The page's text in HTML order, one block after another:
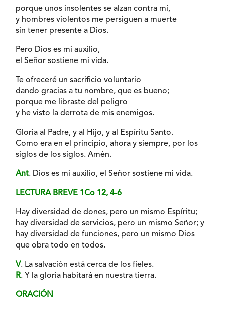
porque unos insolentes se alzan contra mí,
y hombres violentos me persiguen a muerte
sin tener presente a Dios.
Pero Dios es mi auxilio,
el Señor sostiene mi vida.
Te ofreceré un sacrificio voluntario
dando gracias a tu nombre, que es bueno;
porque me libraste del peligro
y he visto la derrota de mis enemigos.
Gloria al Padre, y al Hijo, y al Espíritu Santo.
Como era en el principio, ahora y siempre, por los
siglos de los siglos. Amén.
Ant. Dios es mi auxilio, el Señor sostiene mi vida.
LECTURA BREVE 1Co 12, 4-6
Hay diversidad de dones, pero un mismo Espíritu;
hay diversidad de servicios, pero un mismo Señor; y
hay diversidad de funciones, pero un mismo Dios
que obra todo en todos.
V. La salvación está cerca de los fieles.
R. Y la gloria habitará en nuestra tierra.
ORACIÓN